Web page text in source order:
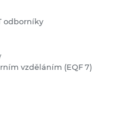
odborníky
vzděláním (EQF 7)